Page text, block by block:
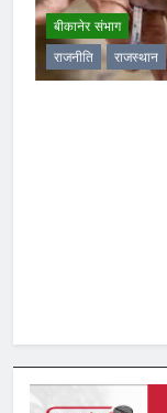
बीकानेर संभाग
राजनीति
राजस्थान